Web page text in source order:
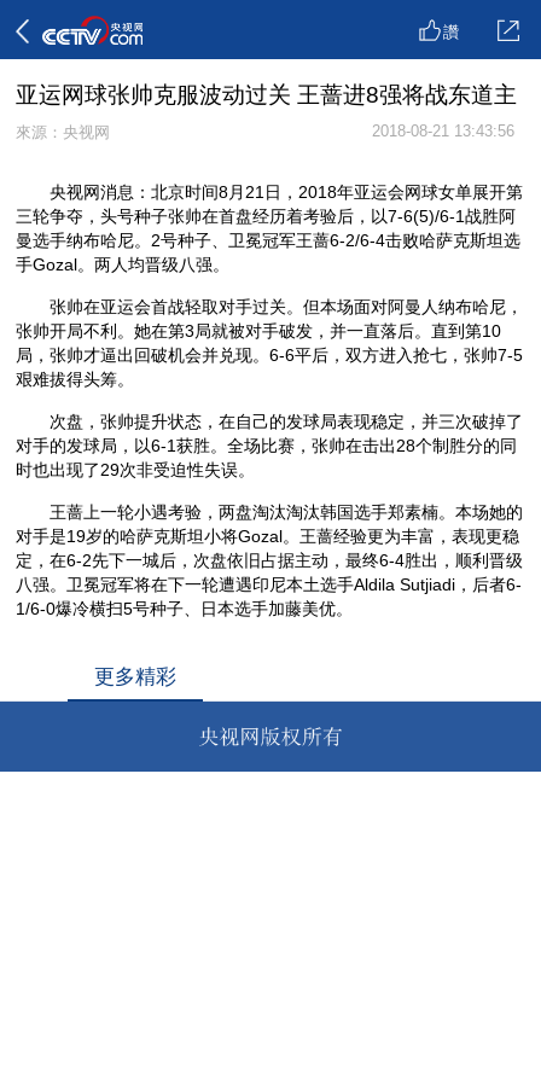
讚
亚运网球张帅克服波动过关 王蔷进8强将战东道主
來源：央视网 2018-08-21 13:43:56
央视网消息：北京时间8月21日，2018年亚运会网球女单展开第
三轮争夺，头号种子张帅在首盘经历着考验后，以7-6(5)/6-1战胜阿
曼选手纳布哈尼。2号种子、卫冕冠军王蔷6-2/6-4击败哈萨克斯坦选
手Gozal。两人均晋级八强。
张帅在亚运会首战轻取对手过关。但本场面对阿曼人纳布哈尼，
张帅开局不利。她在第3局就被对手破发，并一直落后。直到第10
局，张帅才逼出回破机会并兑现。6-6平后，双方进入抢七，张帅7-5
艰难拔得头筹。
次盘，张帅提升状态，在自己的发球局表现稳定，并三次破掉了
对手的发球局，以6-1获胜。全场比赛，张帅在击出28个制胜分的同
时也出现了29次非受迫性失误。
王蔷上一轮小遇考验，两盘淘汰淘汰韩国选手郑素楠。本场她的
对手是19岁的哈萨克斯坦小将Gozal。王蔷经验更为丰富，表现更稳
定，在6-2先下一城后，次盘依旧占据主动，最终6-4胜出，顺利晋级
八强。卫冕冠军将在下一轮遭遇印尼本土选手Aldila Sutjiadi，后者6-
1/6-0爆冷横扫5号种子、日本选手加藤美优。
更多精彩